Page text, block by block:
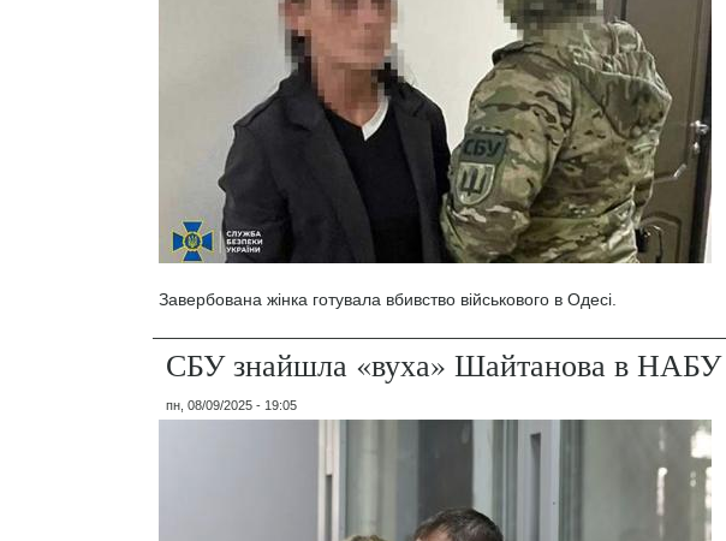
Завербована жінка готувала вбивство військового в Одесі.
СБУ знайшла «вуха» Шайтанова в НАБУ
пн, 08/09/2025 - 19:05